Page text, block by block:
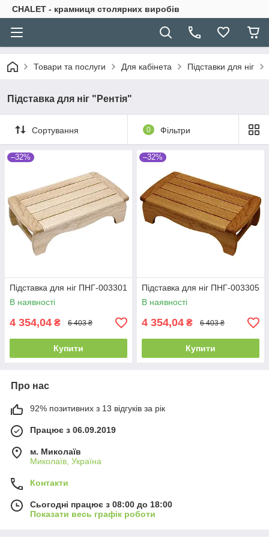
CHALET - крамниця столярних виробів
Товари та послуги Для кабінета Підставки для ніг
Підставка для ніг "Рентія"
Сортування 0 Фільтри
–32%
Підставка для ніг ПНГ-003301
В наявності
4 354,04 ₴ 6 403 ₴
Купити
–32%
Підставка для ніг ПНГ-003305
В наявності
4 354,04 ₴ 6 403 ₴
Купити
Про нас
92% позитивних з 13 відгуків за рік
Працює з 06.09.2019
м. Миколаїв
Миколаїв, Україна
Контакти
Сьогодні працює з 08:00 до 18:00
Показати весь графік роботи